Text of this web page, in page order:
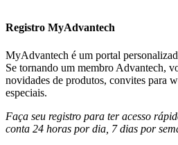
Registro MyAdvantech
MyAdvantech é um portal
Se tornando um membro Advantech,
novidades de produtos, convites para
especiais.
Faça seu registro para ter acesso
conta 24 horas por dia, 7 dias por